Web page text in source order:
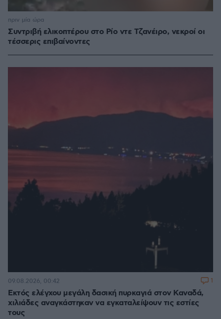
Συντριβή ελικοπτέρου στο Ρίο ντε Τζανέιρο, νεκροί οι
τέσσερις επιβαίνοντες
πριν μία ώρα
Εκτός ελέγχου μεγάλη δασική πυρκαγιά στον Καναδά,
χιλιάδες αναγκάστηκαν να εγκαταλείψουν τις εστίες
τους
09.08.2026, 00:42 1